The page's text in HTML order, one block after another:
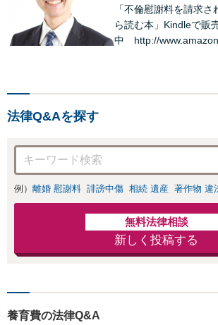
「不倫慰謝料を請求さ
ら読む本」Kindleで販
中 http://
法律Q&Aを探す
例） 離婚 慰謝料 誹謗中傷 相続 遺産 著作物 違
無料法律相談
新しく投稿する
養育費の法律Q&A